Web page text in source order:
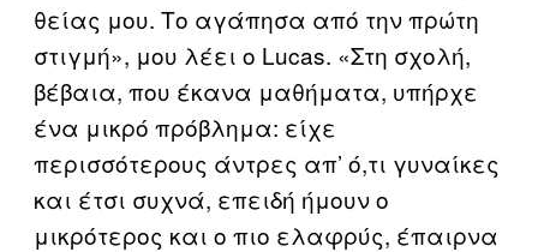
θείας μου. Το αγάπησα από την πρώτη
στιγμή», μου λέει ο Lucas. «Στη σχολή,
βέβαια, που έκανα μαθήματα, υπήρχε
ένα μικρό πρόβλημα: είχε
περισσότερους άντρες απ’ ό,τι γυναίκες
και έτσι συχνά, επειδή ήμουν ο
μικρότερος και ο πιο ελαφρύς, έπαιρνα